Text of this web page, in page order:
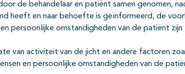
de behandelaar en patiënt samen genomen,
heeft en naar behoefte is geïnformeerd, de
persoonlijke omstandigheden van de patiënt zijn
van activiteit van de jicht en andere factoren
en persoonlijke omstandigheden van de